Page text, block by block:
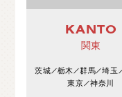
KANTO
関東
茨城 栃木 群馬 埼玉
東京
神奈川